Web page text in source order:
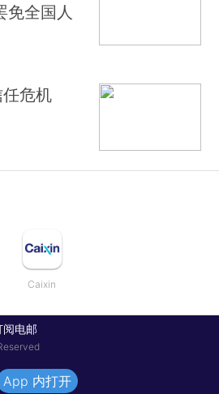
免全国人
危机
Caixin
电邮
App 内打开